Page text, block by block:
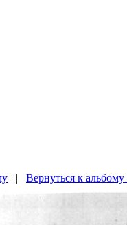
| Вернуться к